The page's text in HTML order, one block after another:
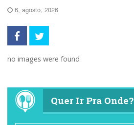
6, agosto, 2026
no images were found
Quer Ir Pra Onde?